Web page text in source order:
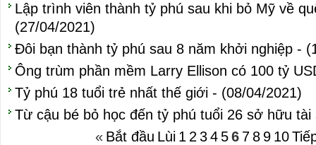
Lập trình viên thành tỷ phú sau khi bỏ Mỹ về
(27/04/2021)
Đôi bạn thành tỷ phú sau 8 năm khởi nghiệp -
Ông trùm phần mềm Larry Ellison có 100 tỷ
Tỷ phú 18 tuổi trẻ nhất thế giới - (08/04/2021)
Từ cậu bé bỏ học đến tỷ phú tuổi 26 sở hữu
« Bắt đầu Lùi 1 2 34 56 7 8 9 10